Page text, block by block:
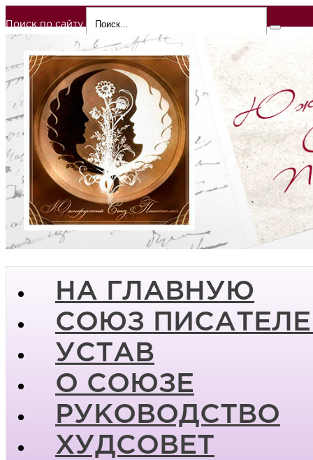
Поиск по сайту
НА ГЛАВНУЮ
СОЮЗ
УСТАВ
О СОЮЗЕ
РУКОВОДСТВО
ХУДСОВЕТ